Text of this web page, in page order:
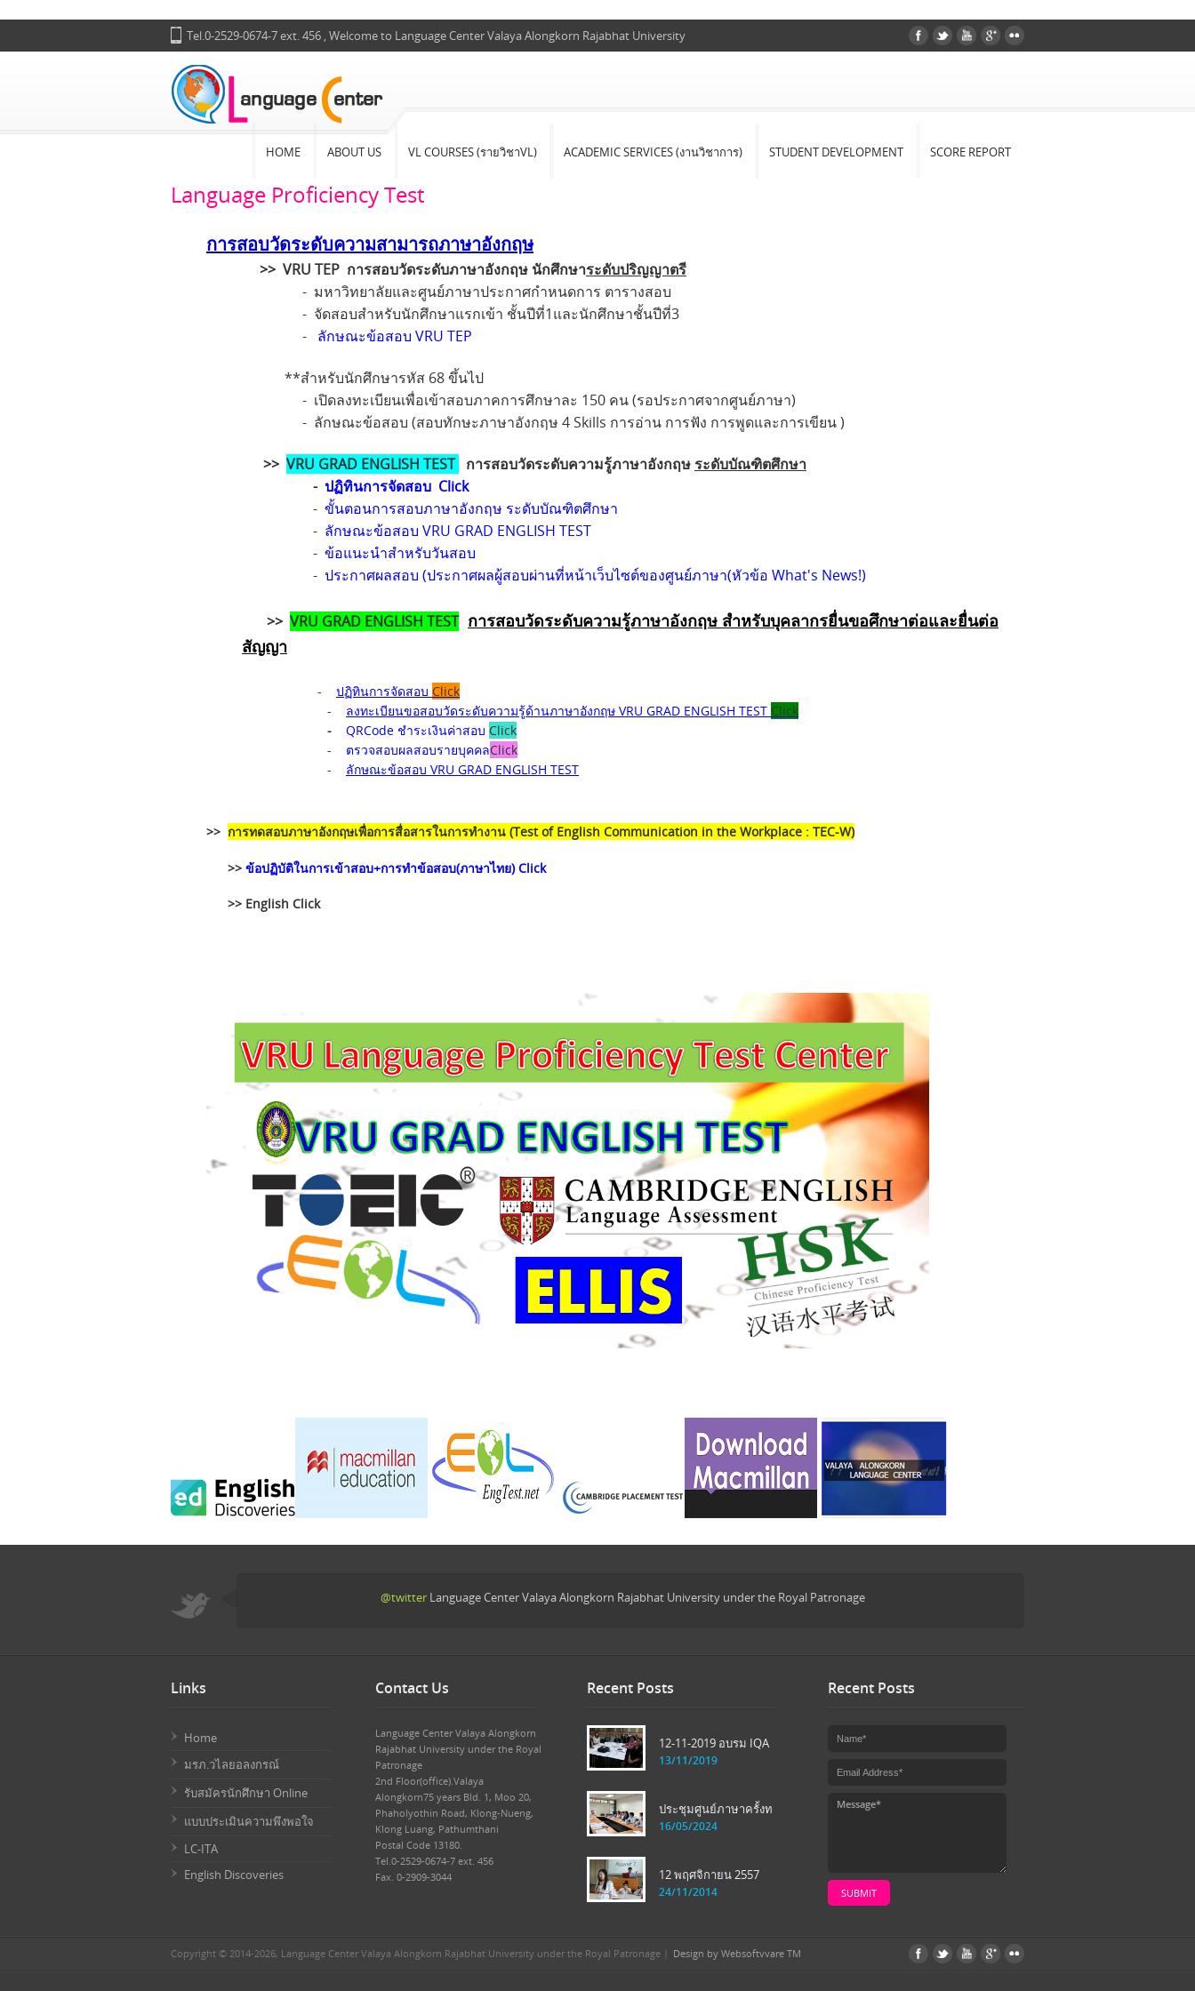
Tel.0-2529-0674-7 ext. 456 , Welcome to Language Center Valaya Alongkorn Rajabhat University
HOME ABOUT US VL COURSES (รายวิชาVL) ACADEMIC SERVICES (งานวิชาการ) STUDENT DEVELOPMENT SCORE REPORT
Language Proficiency Test
การสอบวัดระดับความสามารถภาษาอังกฤษ
>> VRU TEP การสอบวัดระดับภาษาอังกฤษ นักศึกษาระดับปริญญาตรี
- มหาวิทยาลัยและศูนย์ภาษาประกาศกำหนดการ ตารางสอบ
- จัดสอบสำหรับนักศึกษาแรกเข้า ชั้นปีที่1และนักศึกษาชั้นปีที่3
- ลักษณะข้อสอบ VRU TEP
**สำหรับนักศึกษารหัส 68 ขึ้นไป
- เปิดลงทะเบียนเพื่อเข้าสอบภาคการศึกษาละ 150 คน (รอประกาศจากศูนย์ภาษา)
- ลักษณะข้อสอบ (สอบทักษะภาษาอังกฤษ 4 Skills การอ่าน การฟัง การพูดและการเขียน )
>> VRU GRAD ENGLISH TEST การสอบวัดระดับความรู้ภาษาอังกฤษ ระดับบัณฑิตศึกษา
- ปฏิทินการจัดสอบ Click
- ขั้นตอนการสอบภาษาอังกฤษ ระดับบัณฑิตศึกษา
- ลักษณะข้อสอบ VRU GRAD ENGLISH TEST
- ข้อแนะนำสำหรับวันสอบ
- ประกาศผลสอบ (ประกาศผลผู้สอบผ่านที่หน้าเว็บไซต์ของศูนย์ภาษา(หัวข้อ What's News!)
>> VRU GRAD ENGLISH TEST การสอบวัดระดับความรู้ภาษาอังกฤษ สำหรับบุคลากรยื่นขอศึกษาต่อและยื่นต่อ
สัญญา
- ปฏิทินการจัดสอบ Click
- ลงทะเบียนขอสอบวัดระดับความรู้ด้านภาษาอังกฤษ VRU GRAD ENGLISH TEST Click
- QRCode ชำระเงินค่าสอบ Click
- ตรวจสอบผลสอบรายบุคคลClick
-
ลักษณะข้อสอบ VRU GRAD ENGLISH TEST
>> การทดสอบภาษาอังกฤษเพื่อการสื่อสารในการทำงาน (Test of English Communication in the Workplace : TEC-W)
>> ข้อปฏิบัติในการเข้าสอบ+การทำข้อสอบ(ภาษาไทย) Click
>> English Click
@twitter Language Center Valaya Alongkorn Rajabhat University under the Royal Patronage
Links
Home
มรภ.วไลยอลงกรณ์
รับสมัครนักศึกษา Online
แบบประเมินความพึงพอใจ
LC-ITA
English Discoveries
Contact Us
Language Center Valaya Alongkorn
Rajabhat University under the Royal
Patronage
2nd Floor(office).Valaya
Alongkorn75 years Bld. 1, Moo 20,
Phaholyothin Road, Klong-Nueng,
Klong Luang, Pathumthani
Postal Code 13180.
Tel.0-2529-0674-7 ext. 456
Fax. 0-2909-3044
Recent Posts
12-11-2019 อบรม IQA
13/11/2019
ประชุมศูนย์ภาษาครั้งท
16/05/2024
12 พฤศจิกายน 2557
24/11/2014
Recent Posts
SUBMIT
Copyright © 2014-2026, Language Center Valaya Alongkorn Rajabhat University under the Royal Patronage | Design by Websoftvvare TM